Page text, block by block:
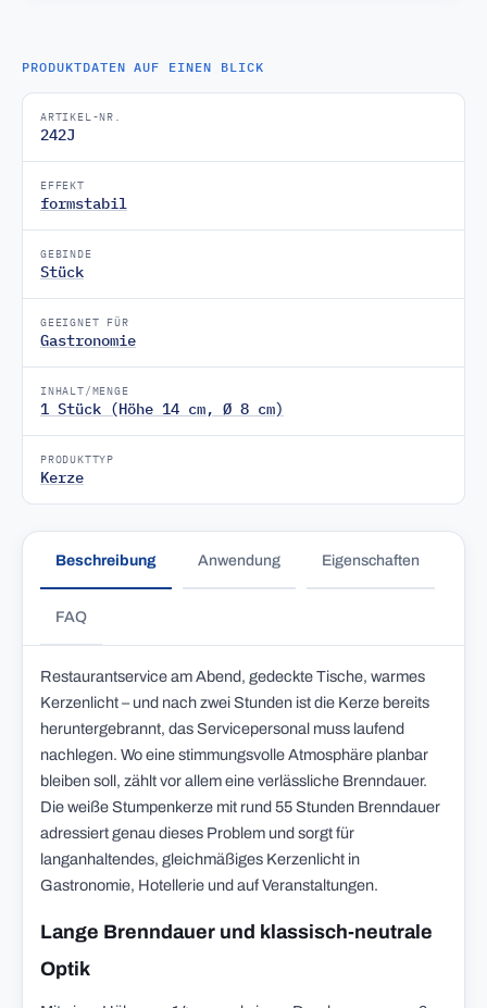
PRODUKTDATEN AUF EINEN BLICK
ARTIKEL-NR.
242J
EFFEKT
formstabil
GEBINDE
Stück
GEEIGNET FÜR
Gastronomie
INHALT/MENGE
1 Stück (Höhe 14 cm, Ø 8 cm)
PRODUKTTYP
Kerze
Beschreibung Anwendung Eigenschaften
FAQ
Restaurantservice am Abend, gedeckte Tische, warmes
Kerzenlicht – und nach zwei Stunden ist die Kerze bereits
heruntergebrannt, das Servicepersonal muss laufend
nachlegen. Wo eine stimmungsvolle Atmosphäre planbar
bleiben soll, zählt vor allem eine verlässliche Brenndauer.
Die weiße Stumpenkerze mit rund 55 Stunden Brenndauer
adressiert genau dieses Problem und sorgt für
langanhaltendes, gleichmäßiges Kerzenlicht in
Gastronomie, Hotellerie und auf Veranstaltungen.
Lange Brenndauer und klassisch-neutrale
Optik